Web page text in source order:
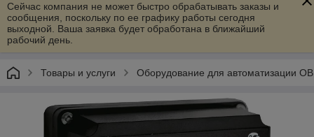
Сейчас компания не может быстро обрабатывать заказы и
сообщения, поскольку по ее графику работы сегодня
выходной. Ваша заявка будет обработана в ближайший
рабочий день.
Товары и услуги Оборудование для автоматизации